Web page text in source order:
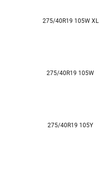
275/40R19 105W XL
275/40R19 105W
275/40R19 105Y